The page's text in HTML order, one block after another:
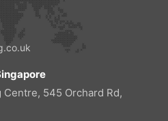
545 Orchard Rd,